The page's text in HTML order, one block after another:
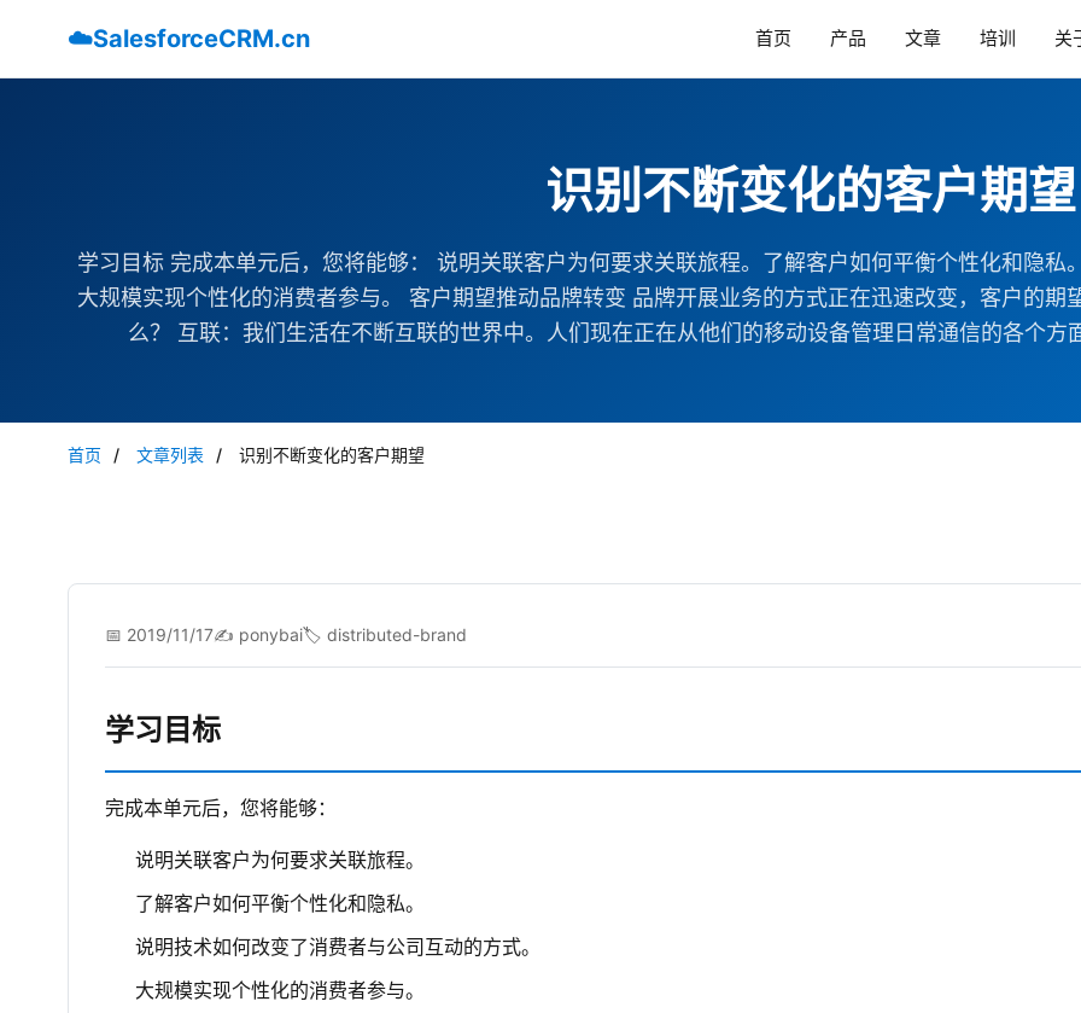
☁️SalesforceCRM.cn 首页 产品 文章 培训 关
识别不断变化的客户期望
学习目标 完成本单元后，您将能够： 说明关联客户为何要求关联旅程。了解客户如何平衡个性化和隐私
大规模实现个性化的消费者参与。 客户期望推动品牌转变 品牌开展业务的方式正在迅速改变，客户的
么？ 互联：我们生活在不断互联的世界中。人们现在正在从他们的移动设备管理日常通信的各个
首页 / 文章列表 / 识别不断变化的客户期望
📅 2019/11/17✍️ ponybai🏷️ distributed-brand
学习目标
完成本单元后，您将能够：
说明关联客户为何要求关联旅程。
了解客户如何平衡个性化和隐私。
说明技术如何改变了消费者与公司互动的方式。
大规模实现个性化的消费者参与。